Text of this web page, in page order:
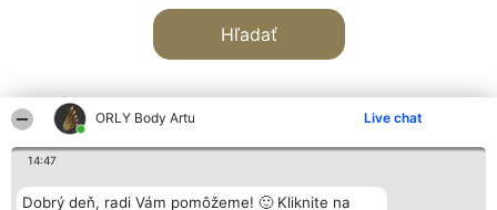
ORLY Body Artu Live chat
14:47
Dobrý deň, radi Vám pomôžeme! 🙂 Kliknite na
Hľadať
Organizátor hodnotenia Hodnotenie Kontakt